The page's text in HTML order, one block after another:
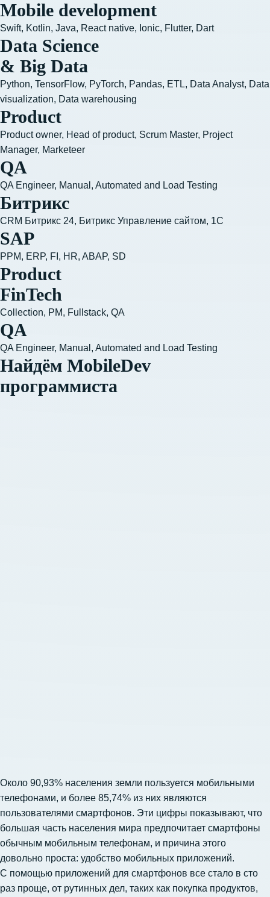
Mobile development
Swift, Kotlin, Java, React native, Ionic, Flutter, Dart
Data Science
& Big Data
Python, TensorFlow, PyTorch, Pandas, ETL, Data Analyst, Data
visualization, Data warehousing
Product
Product owner, Head of product, Scrum Master, Project
Manager, Marketeer
QA
QA Engineer, Manual, Automated and Load Testing
Битрикс
CRM Битрикс 24, Битрикс Управление сайтом, 1С
SAP
PPM, ERP, FI, HR, ABAP, SD
Product
FinTech
Collection, PM, Fullstack, QA
QA
QA Engineer, Manual, Automated and Load Testing
Найдём MobileDev
программиста
Около 90,93% населения земли пользуется мобильными
телефонами, и более 85,74% из них являются
пользователями смартфонов. Эти цифры показывают, что
большая часть населения мира предпочитает смартфоны
обычным мобильным телефонам, и причина этого
довольно проста: удобство мобильных приложений.
С помощью приложений для смартфонов все стало в сто
раз проще, от рутинных дел, таких как покупка продуктов,